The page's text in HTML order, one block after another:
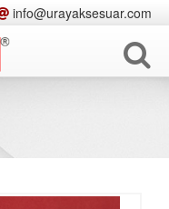
info@urayaksesuar.com